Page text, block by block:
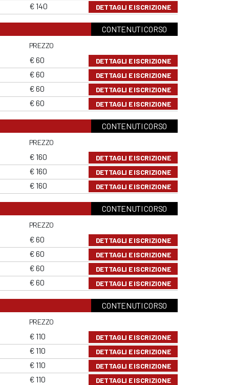
€ 140 DETTAGLI E ISCRIZIONE
CONTENUTI CORSO
PREZZO
€ 60 DETTAGLI E ISCRIZIONE
€ 60 DETTAGLI E ISCRIZIONE
€ 60 DETTAGLI E ISCRIZIONE
€ 60 DETTAGLI E ISCRIZIONE
CONTENUTI CORSO
PREZZO
€ 160 DETTAGLI E ISCRIZIONE
€ 160 DETTAGLI E ISCRIZIONE
€ 160 DETTAGLI E ISCRIZIONE
CONTENUTI CORSO
PREZZO
€ 60 DETTAGLI E ISCRIZIONE
€ 60 DETTAGLI E ISCRIZIONE
€ 60 DETTAGLI E ISCRIZIONE
€ 60 DETTAGLI E ISCRIZIONE
CONTENUTI CORSO
PREZZO
€ 110 DETTAGLI E ISCRIZIONE
€ 110 DETTAGLI E ISCRIZIONE
€ 110 DETTAGLI E ISCRIZIONE
€ 110 DETTAGLI E ISCRIZIONE